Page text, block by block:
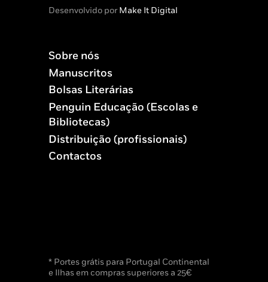
Desenvolvido porMake It Digital
Sobre nós
Manuscritos
Bolsas Literárias
Penguin Educação (Escolas e
Bibliotecas)
Distribuição (profissionais)
Contactos
* Portes grátis para Portugal Continental
e Ilhas em compras superiores a 25€